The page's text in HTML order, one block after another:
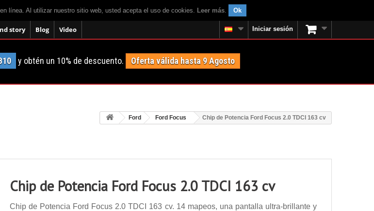
línea. Al utilizar nuestro sitio web, usted acepta el uso de cookies. Leer más. Ok
story Blog Video Iniciar sesión
y obtén un 10% de descuento. Oferta válida hasta 9 Agosto
Ford Ford Focus Chip de Potencia Ford Focus 2.0 TDCI 163 cv
Chip de Potencia Ford Focus 2.0 TDCI 163 cv
Chip de Potencia Ford Focus 2.0 TDCI 163 cv. 14 mapeos, una pantalla ultra-brillante y